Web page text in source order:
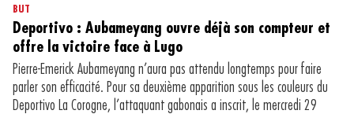
BUT
Deportivo : Aubameyang ouvre déjà son compteur et
offre la victoire face à Lugo
Pierre-Emerick Aubameyang n’aura pas attendu longtemps pour faire
parler son efficacité. Pour sa deuxième apparition sous les couleurs du
Deportivo La Corogne, l’attaquant gabonais a inscrit, le mercredi 29